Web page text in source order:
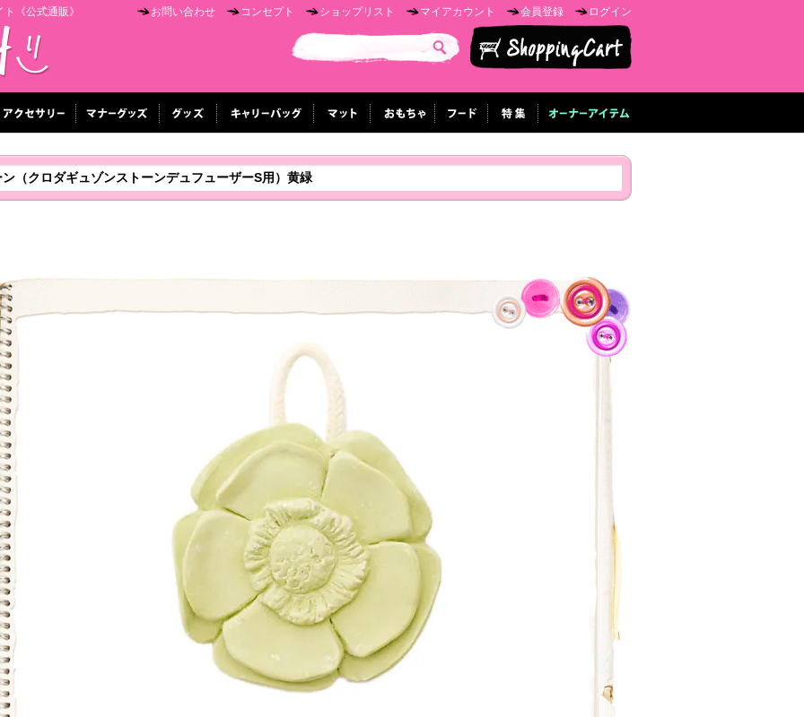
《公式通販》 ログイン
会員登録
マイアカウント
ショップリスト
コンセプト
お問い合わせ
（クロダギュゾンストーンデュフューザーS用）黄緑